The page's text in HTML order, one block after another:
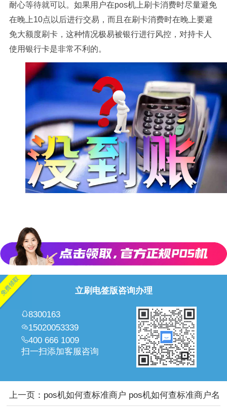
耐心等待就可以。如果用户在pos机上刷卡消费时尽量避免
在晚上10点以后进行交易，而且在刷卡消费时在晚上要避
免大额度刷卡，这种情况极易被银行进行风控，对持卡人
使用银行卡是非常不利的。
立刷电签版咨询办理
8300163
15020053339
400 666 1009
扫一扫添加客服咨询
上一页： pos机如何查标准商户 pos机如何查标准商户名